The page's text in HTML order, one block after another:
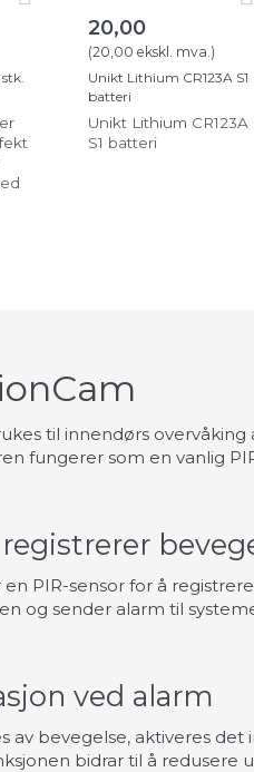
20,00
(20,00 ekskl. mva. )
Unikt Lithium CR123A S1
batteri
Unikt Lithium CR123A
S1 batteri
til innendørs
fungerer som en vanlig
PIR-sensor for å
og sender alarm til
ved alarm
av bevegelse, aktiveres
bidrar til å